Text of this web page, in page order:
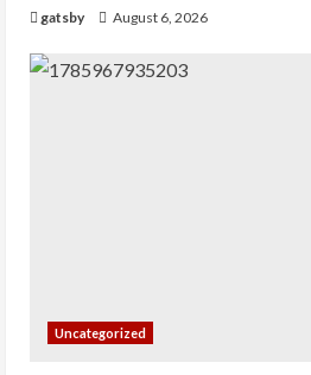
gatsby August 6, 2026
Uncategorized